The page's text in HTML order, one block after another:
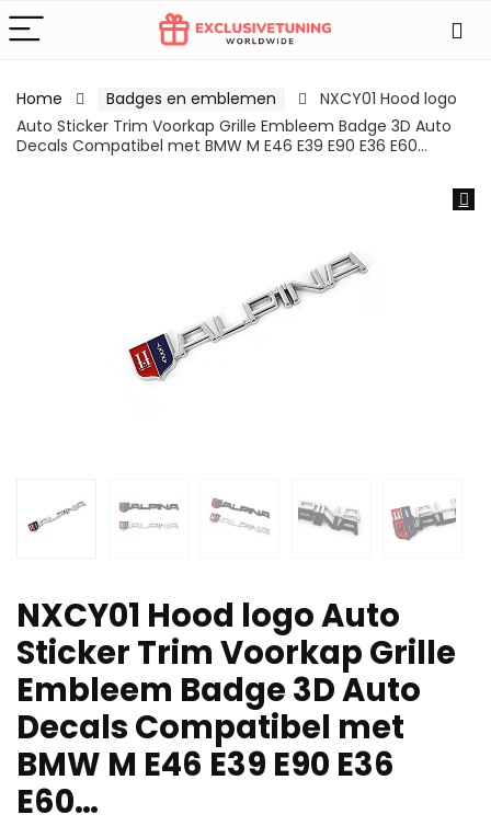
Home Badges en emblemen
NXCY01 Hood logo
Auto Sticker Trim Voorkap Grille Embleem Badge 3D Auto
Decals Compatibel met BMW M E46 E39 E90 E36 E60…
NXCY01 Hood logo Auto
Sticker Trim Voorkap Grille
Embleem Badge 3D Auto
Decals Compatibel met
BMW M E46 E39 E90 E36
E60…